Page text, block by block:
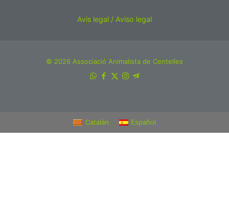
Avis legal / Aviso legal
© 2026 Associació Animalista de Centelles
Catalán Español